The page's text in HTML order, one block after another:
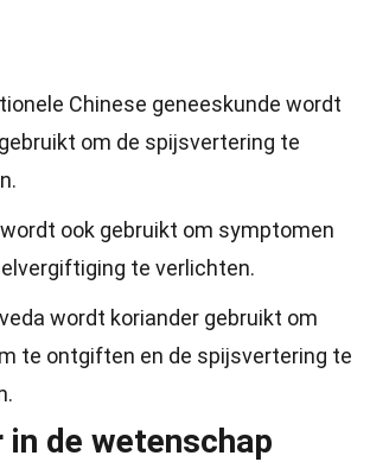
Chinese geneeskunde wordt
om de spijsvertering te
ook gebruikt om symptomen
te verlichten.
wordt koriander gebruikt om
te ontgiften en de spijsvertering te
in de wetenschap